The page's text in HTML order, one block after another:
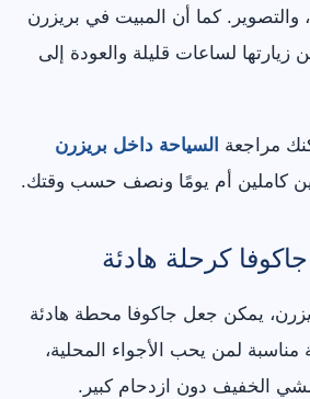
والتصوير. كما أن المبيت في بريزرن
لساعات قليلة والعودة إلى
مراجعة السياحة داخل بريزرن
كاملين أم يومًا ونصف حسب وقتك.
كرحلة هادئة
يمكن جعل جاكوفا محطة هادئة
مناسبة لمن يحب الأجواء المحلية،
الخفيف دون ازدحام كبير.